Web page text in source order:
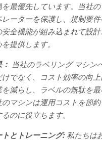
最優先しています。当社
レーターを保護し、規制要
安全機能が組み込まれて設
提供します。
当社のラベリング マシン
でなく、コスト効率の向
を減らし、ラベルの無駄を
のマシンは運用コストを節
のに役立ちます。
とトレーニング:私たちは